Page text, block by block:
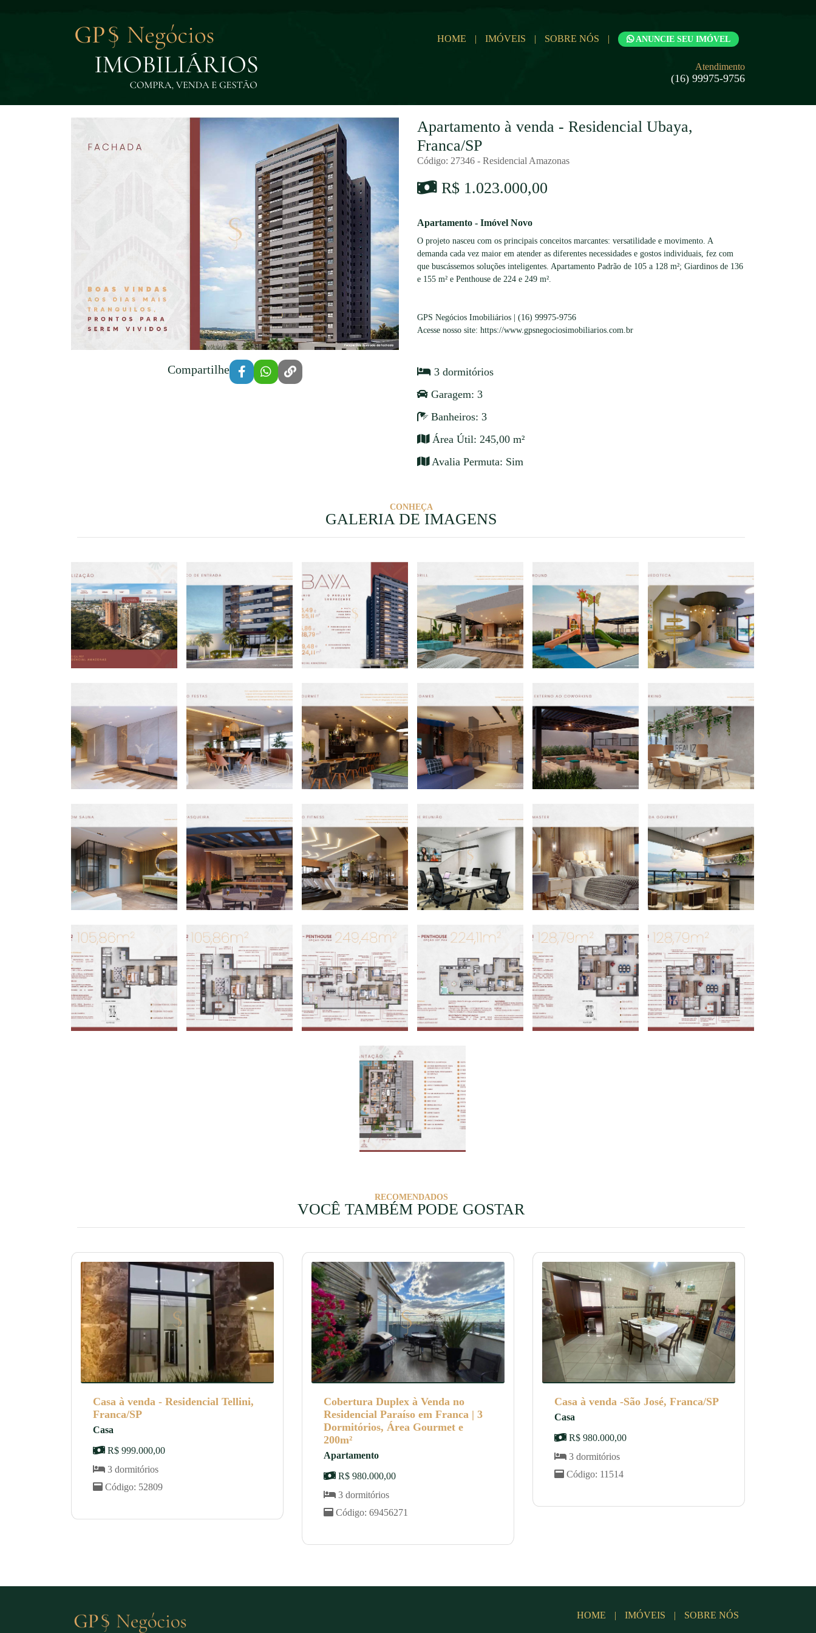
HOME | IMÓVEIS | SOBRE NÓS | ANUNCIE SEU IMÓVEL
Atendimento
(16) 99975-9756
Compartilhe
Apartamento à venda - Residencial Ubaya,
Franca/SP
Código: 27346 - Residencial Amazonas
R$ 1.023.000,00
Apartamento - Imóvel Novo
O projeto nasceu com os principais conceitos marcantes: versatilidade e movimento. A
demanda cada vez maior em atender as diferentes necessidades e gostos individuais, fez com
que buscássemos soluções inteligentes. Apartamento Padrão de 105 a 128 m²; Giardinos de 136
e 155 m² e Penthouse de 224 e 249 m².
GPS Negócios Imobiliários | (16) 99975-9756
Acesse nosso site: https://www.gpsnegociosimobiliarios.com.br
3 dormitórios
Garagem: 3
Banheiros: 3
Área Útil: 245,00 m²
Avalia Permuta: Sim
CONHEÇA
GALERIA DE IMAGENS
RECOMENDADOS
VOCÊ TAMBÉM PODE GOSTAR
Casa à venda - Residencial Tellini,
Franca/SP
Casa
R$ 999.000,00
3 dormitórios
Código: 52809
Cobertura Duplex à Venda no
Residencial Paraíso em Franca | 3
Dormitórios, Área Gourmet e
200m²
Apartamento
R$ 980.000,00
3 dormitórios
Código: 69456271
Casa à venda -São José, Franca/SP
Casa
R$ 980.000,00
3 dormitórios
Código: 11514
HOME | IMÓVEIS | SOBRE NÓS